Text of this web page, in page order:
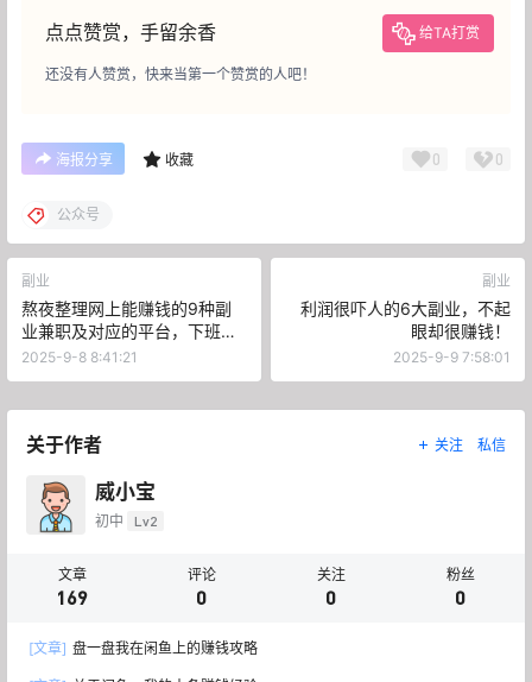
点点赞赏，手留余香 给TA打赏
还没有人赞赏，快来当第一个赞赏的人吧！
海报分享 收藏 0 0
公众号
副业
熬夜整理网上能赚钱的9种副
业兼职及对应的平台，下班后
搞钱不难
2025-9-8 8:41:21
副业
利润很吓人的6大副业，不起
眼却很赚钱！
2025-9-9 7:58:01
关于作者 关注 私信
威小宝
初中 Lv2
文章
169
评论
0
关注
0
粉丝
0
[文章] 盘一盘我在闲鱼上的赚钱攻略